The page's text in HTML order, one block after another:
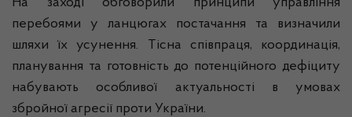
На заході обговорили принципи управління
перебоями у ланцюгах постачання та визначили
шляхи їх усунення. Тісна співпраця, координація,
планування та готовність до потенційного дефіциту
набувають особливої актуальності в умовах
збройної агресії проти України.